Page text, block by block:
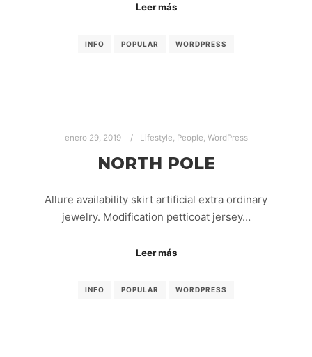
Leer más
INFO POPULAR WORDPRESS
enero 29, 2019 Lifestyle, People, WordPress
NORTH POLE
Allure availability skirt artificial extra ordinary
jewelry. Modification petticoat jersey…
Leer más
INFO POPULAR WORDPRESS